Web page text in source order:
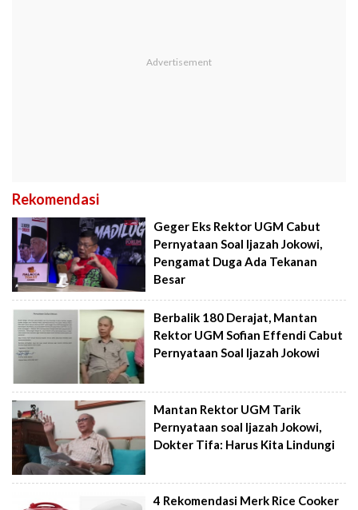
Rekomendasi
Geger Eks Rektor UGM Cabut
Pernyataan Soal Ijazah Jokowi,
Pengamat Duga Ada Tekanan
Besar
Berbalik 180 Derajat, Mantan
Rektor UGM Sofian Effendi Cabut
Pernyataan Soal Ijazah Jokowi
Mantan Rektor UGM Tarik
Pernyataan soal Ijazah Jokowi,
Dokter Tifa: Harus Kita Lindungi
4 Rekomendasi Merk Rice Cooker